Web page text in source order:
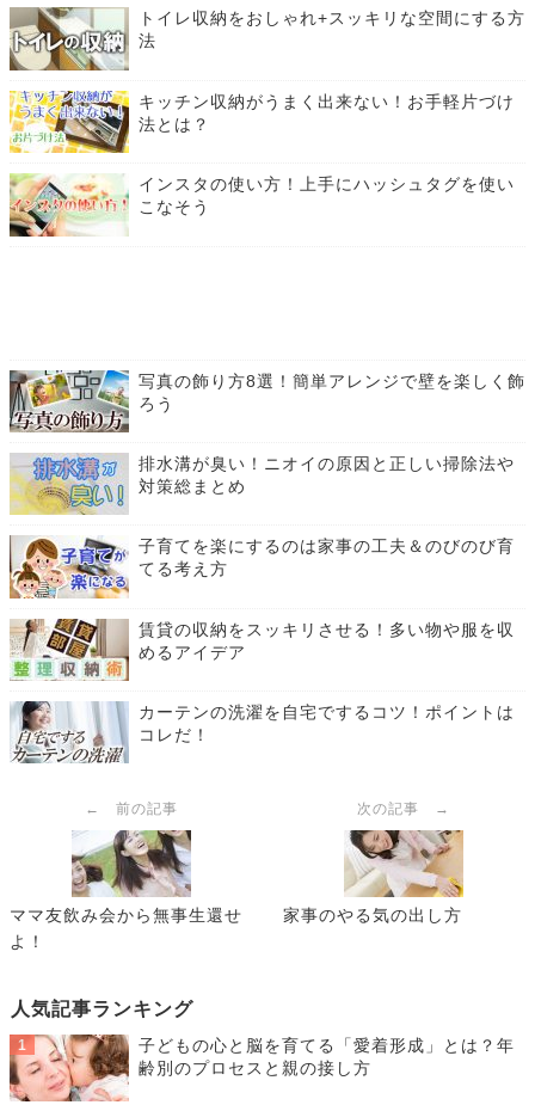
トイレ収納をおしゃれ+スッキリな空間にする方
法
キッチン収納がうまく出来ない！お手軽片づけ
法とは？
インスタの使い方！上手にハッシュタグを使い
こなそう
写真の飾り方8選！簡単アレンジで壁を楽しく飾
ろう
排水溝が臭い！ニオイの原因と正しい掃除法や
対策総まとめ
子育てを楽にするのは家事の工夫＆のびのび育
てる考え方
賃貸の収納をスッキリさせる！多い物や服を収
めるアイデア
カーテンの洗濯を自宅でするコツ！ポイントは
コレだ！
← 前の記事
ママ友飲み会から無事生還せ
よ！
次の記事 →
家事のやる気の出し方
人気記事ランキング
子どもの心と脳を育てる「愛着形成」とは？年
齢別のプロセスと親の接し方